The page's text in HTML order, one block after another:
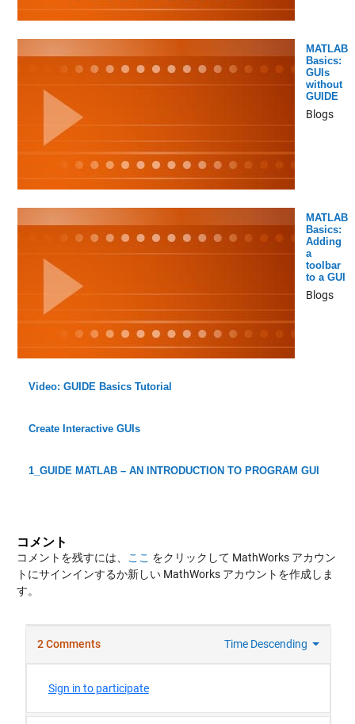
MATLAB
Basics:
GUIs
without
GUIDE
Blogs
MATLAB
Basics:
Adding
a
toolbar
to a GUI
Blogs
Video: GUIDE Basics Tutorial
Create Interactive GUIs
1_GUIDE MATLAB – AN INTRODUCTION TO PROGRAM GUI
コメント
コメントを残すには、 ここ をクリックして MathWorks アカウン
トにサインインするか新しい MathWorks アカウントを作成しま
す。